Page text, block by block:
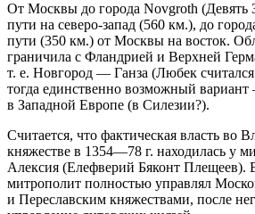
От Москвы до города Novgroth (Девять
пути на северо-запад (560 км.), до
пути (350 км.) от Москвы на восток.
граничила с Фландрией и Верхней
т. е. Новгород — Ганза (Любек
тогда единственно возможный
в Западной Европе (в Силезии?).
Считается, что фактическая власть во
княжестве в 1354—78 г. находилась у
Алексия (Елефверий Бяконт Плещеев).
митрополит полностью управлял
и Переславским княжествами, после